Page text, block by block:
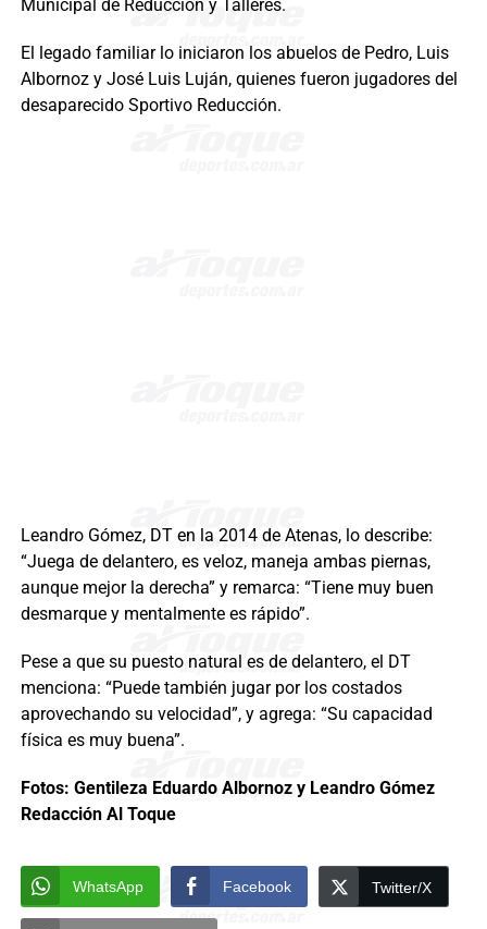
Municipal de Reducción y Talleres.
El legado familiar lo iniciaron los abuelos de Pedro, Luis
Albornoz y José Luis Luján, quienes fueron jugadores del
desaparecido Sportivo Reducción.
Leandro Gómez, DT en la 2014 de Atenas, lo describe:
“Juega de delantero, es veloz, maneja ambas piernas,
aunque mejor la derecha” y remarca: “Tiene muy buen
desmarque y mentalmente es rápido”.
Pese a que su puesto natural es de delantero, el DT
menciona: “Puede también jugar por los costados
aprovechando su velocidad”, y agrega: “Su capacidad
física es muy buena”.
Fotos: Gentileza Eduardo Albornoz y Leandro Gómez
Redacción Al Toque
WhatsApp Facebook Twitter/X